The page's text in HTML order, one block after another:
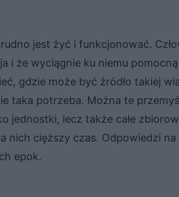
jest żyć i funkcjonować.
i że wyciągnie ku niemu pomocną
gdzie może być źródło takiej
taka potrzeba. Można te
jednostki, lecz także całe
nich cięższy czas. Odpowiedzi na
epok.